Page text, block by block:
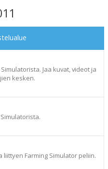
Jaa kuvat, videot ja
kesken.
Farming Simulator peliin.